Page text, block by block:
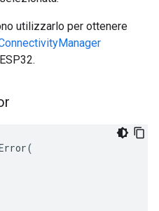
utilizzarlo per ottenere